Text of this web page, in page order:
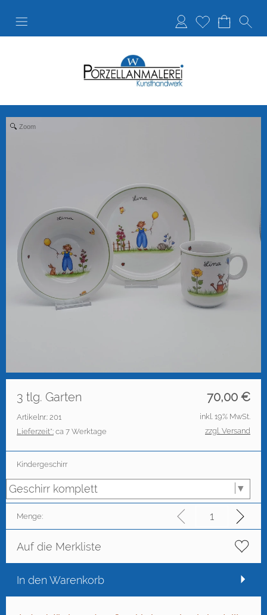
Anmelden
Merkliste
Zoom
70,00 €
3 tlg. Garten
Artikelnr.: 201
Lieferzeit*: ca 7 Werktage
inkl. 19% MwSt.
zzgl. Versand
Kindergeschirr
Menge:
Auf die Merkliste
In den Warenkorb